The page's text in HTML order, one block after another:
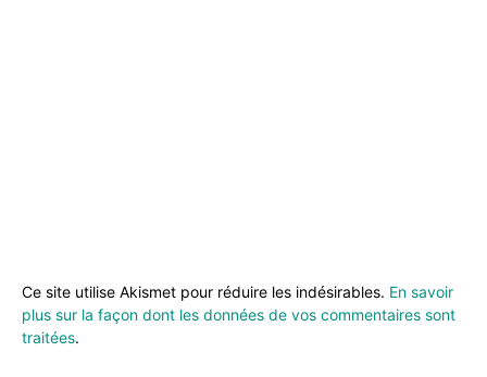
Ce site utilise Akismet pour réduire les indésirables. En savoir
plus sur la façon dont les données de vos commentaires sont
traitées.